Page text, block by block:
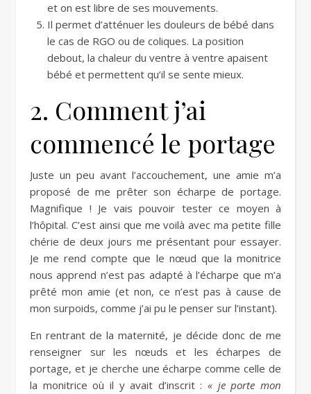
et on est libre de ses mouvements.
Il permet d’atténuer les douleurs de bébé dans
le cas de RGO ou de coliques. La position
debout, la chaleur du ventre à ventre apaisent
bébé et permettent qu’il se sente mieux.
2. Comment j’ai
commencé le portage
Juste un peu avant l’accouchement, une amie m’a
proposé de me prêter son écharpe de portage.
Magnifique ! Je vais pouvoir tester ce moyen à
l’hôpital. C’est ainsi que me voilà avec ma petite fille
chérie de deux jours me présentant pour essayer.
Je me rend compte que le nœud que la monitrice
nous apprend n’est pas adapté à l’écharpe que m’a
prêté mon amie (et non, ce n’est pas à cause de
mon surpoids, comme j’ai pu le penser sur l’instant).
En rentrant de la maternité, je décide donc de me
renseigner sur les nœuds et les écharpes de
portage, et je cherche une écharpe comme celle de
la monitrice où il y avait d’inscrit :« je porte mon